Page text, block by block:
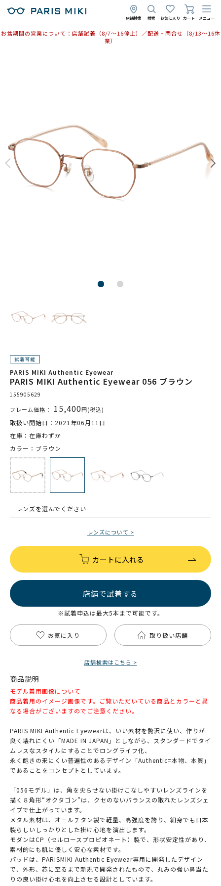
店舗検索 検索 お気に入り カート メニュー
お盆期間の営業について：店舗試着（8/7〜16停止）／配送・問合せ（8/13〜16休
業）
PARIS MIKI Authentic Eyewear
PARIS MIKI Authentic Eyewear 056 ブラウン
155905629
フレーム価格： 15,400円(税込)
取扱い開始日：2021年06月11日
在庫：在庫わずか
カラー：ブラウン
レンズを選んでください
レンズについて >
カートに入れる
店舗で試着する
※試着申込は最大5本まで可能です。
お気に入り 取り扱い店舗
店舗検索はこちら >
商品説明
モデル着用画像について
商品着用のイメージ画像です。ご覧いただいている商品とカラーと異
なる場合がございますのでご注意ください。
PARIS MIKI Authentic Eyewearは、いい素材を贅沢に使い、作りが
良く壊れにくい「MADE IN JAPAN」としながら、スタンダードでタイ
ムレスなスタイルにすることでロングライフ化、
永く飽きの来にくい普遍性のあるデザイン「Authentic=本物、本質」
であることをコンセプトとしています。
「056モデル」は、角を尖らせない掛けこなしやすいレンズラインを
描く８角形“オクタゴン”は、クセのないバランスの取れたレンズシェ
イプで仕上がっています。
メタル素材は、オールチタン製で軽量、高強度を誇り、細身でも日本
製らしいしっかりとした掛け心地を演出します。
モダンはCP（セルロースプロピオネート）製で、形状安定性があり、
素材的にも肌に優しく安心な素材です。
パッドは、PARISMIKI Authentic Eyewear専用に開発したデザイン
で、外形、芯に至るまで新規で開発されたもので、丸みの強い鼻当た
りの良い掛け心地を向上させる設計としています。